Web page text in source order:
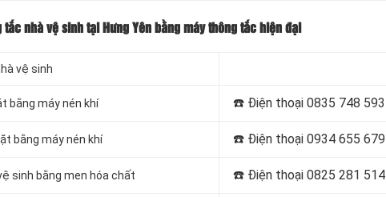
tắc nhà vệ sinh tại Hưng Yên bằng máy thông tắc hiện đại
vệ sinh
bằng máy nén khí ☎️ Điện thoại0835 748 593
bằng máy nén khí ☎️ Điện thoại0934 655 679
sinh bằng men hóa chất ☎️ Điện thoại0825 281 514